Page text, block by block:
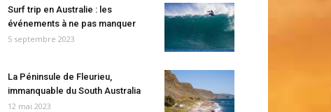
Surf trip en Australie : les
événements à ne pas manquer
5 septembre 2023
La Péninsule de Fleurieu,
immanquable du South Australia
12 mai 2023